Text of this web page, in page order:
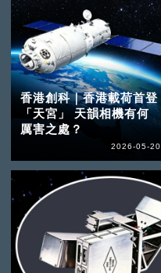
香港創科｜香港載荷首登
「天宮」 天韻相機有何
厲害之處？
2026-05-20